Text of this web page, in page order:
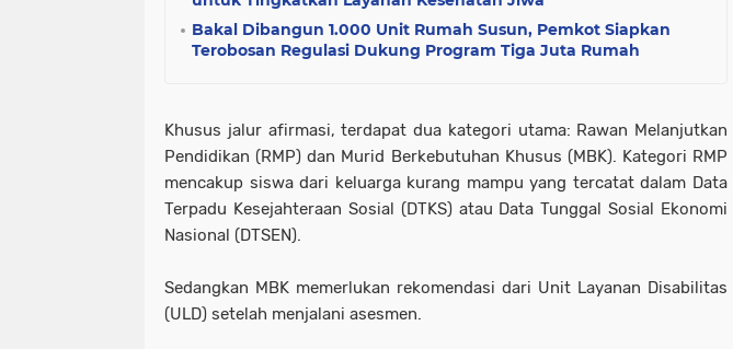
Bakal Dibangun 1.000 Unit Rumah Susun, Pemkot Siapkan
Terobosan Regulasi Dukung Program Tiga Juta Rumah
Khusus jalur afirmasi, terdapat dua kategori utama: Rawan Melanjutkan
Pendidikan (RMP) dan Murid Berkebutuhan Khusus (MBK). Kategori RMP
mencakup siswa dari keluarga kurang mampu yang tercatat dalam Data
Terpadu Kesejahteraan Sosial (DTKS) atau Data Tunggal Sosial Ekonomi
Nasional (DTSEN).
Sedangkan MBK memerlukan rekomendasi dari Unit Layanan Disabilitas
(ULD) setelah menjalani asesmen.